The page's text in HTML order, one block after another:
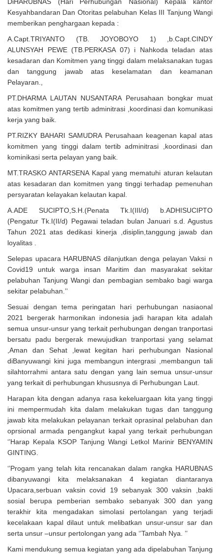
Kesyahbandaran Dan Otoritas pelabuhan Kelas III Tanjung Wangi
memberikan penghargaan kepada :
A.Capt.TRIYANTO (TB. JOYOBOYO 1) ,b.Capt.CINDY
ALUNSYAH PEWE (TB.PERKASA 07) i Nahkoda teladan atas
kesadaran dan Komitmen yang tinggi dalam melaksanakan tugas
dan tanggung jawab atas keselamatan dan keamanan
Pelayaran.,
PT.DHARMA LAUTAN NUSANTARA Perusahaan bongkar muat
atas komitmen yang tertib adminitrasi ,koordinasi dan komunikasi
kerja yang baik.
PT.RIZKY BAHARI SAMUDRA Perusahaan keagenan kapal atas
komitmen yang tinggi dalam tertib adminitrasi ,koordinasi dan
kominikasi serta pelayan yang baik.
MT.TRASKO ANTARSENA Kapal yang mematuhi aturan kelautan
atas kesadaran dan komitmen yang tinggi terhadap pemenuhan
persyaratan kelayakan kelautan kapal.
A.ADE SUCIPTO,S.H.(Penata Tk.I(III/d) b.ADHISUCIPTO
(Pengatur Tk.I(II/d) Pegawai teladan bulan Januari s.d. Agustus
Tahun 2021 atas dedikasi kinerja ,disiplin,tanggung jawab dan
loyalitas .
Selepas upacara HARUBNAS dilanjutkan denga pelayan Vaksi n
Covid19 untuk warga insan Maritim dan masyarakat sekitar
pelabuhan Tanjung Wangi dan pembagian sembako bagi warga
sekitar pelabuhan.’’
Sesuai dengan tema peringatan hari perhubungan nasiaonal
2021 bergerak harmonikan indonesia jadi harapan kita adalah
semua unsur-unsur yang terkait perhubungan dengan tranportasi
bersatu padu bergerak mewujudkan tranportasi yang selamat
,Aman dan Sehat ,lewat kegitan hari perhubungan Nasional
diBanyuwangi kini juga membangun intergrasi ,membangun tali
silahtorrahmi antara satu dengan yang lain semua unsur-unsur
yang terkait di perhubungan khususnya di Perhubungan Laut.
Harapan kita dengan adanya rasa kekeluargaan kita yang tinggi
ini mempermudah kita dalam melakukan tugas dan tanggung
jawab kita melakukan pelayanan terkait oprasinal pelabuhan dan
oprsional armada pengangkut kapal yang terkait perhubungan
‘’Harap Kepala KSOP Tanjung Wangi Letkol Marinir BENYAMIN
GINTING.
‘’Progam yang telah kita rencanakan dalam rangka HARUBNAS
dibanyuwangi kita melaksanakan 4 kegiatan diantaranya
Upacara,serbuan vaksin covid 19 sebanyak 300 vaksin ,bakti
sosial berupa pemberian sembako sebanyak 300 dan yang
terakhir kita mengadakan simolasi pertolangan yang terjadi
kecelakaan kapal dilaut untuk melibatkan unsur-unsur sar dan
serta unsur –unsur pertolongan yang ada ‘’Tambah Nya. ’’
Kami mendukung semua kegiatan yang ada dipelabuhan Tanjung